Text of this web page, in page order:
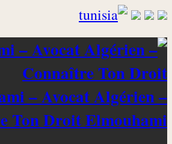
– Avocat Algérien –
Ton Droit Elmouhami